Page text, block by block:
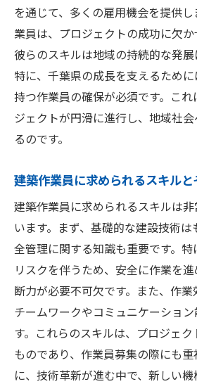
環境対応と持続可能な建
作業員募集が増加中千葉県の
近年の建築業界の動向と
人口増加に伴うインフラ
建築プロジェクトの多様
作業員のワークライフバ
地域発展に貢献千葉県での現
地域経済への貢献と作業
住民との協力体制と信頼
地域の特色を活かした建
観光地と連携したインフ
災害対策と地域防災力の
地元企業とのパートナー
安定した収入を目指して千葉
を通じて、多くの雇用機会を提供
業員は、プロジェクトの成功に欠か
彼らのスキルは地域の持続的な発展
特に、千葉県の成長を支えるため
持つ作業員の確保が必須です。これ
ジェクトが円滑に進行し、地域社
るのです。
建築作業員に求められるスキル
建築作業員に求められるスキルは
います。まず、基礎的な建設技術
全管理に関する知識も重要です。
リスクを伴うため、安全に作業を
断力が必要不可欠です。また、作
チームワークやコミュニケーショ
す。これらのスキルは、プロジェ
ものであり、作業員募集の際にも重
に、技術革新が進む中で、新しい